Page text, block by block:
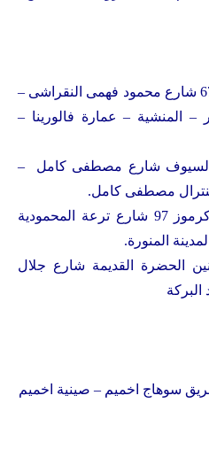
رنين فرع الاسكندرية : 67 شارع محمود فهمى النقراشى –
المنشية – عمارة فالورينا –
:السيوف شارع مصطفى كامل –
مصطفى كامل.
رنين فرع الاسكندرية :كرموز 97 شارع ترعة المحمودية
المنورة.
الحضرة القديمة شارع جلال
البركة